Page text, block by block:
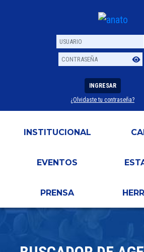
Usuario
Contraseña
INGRESAR
¿Olvidaste tu contraseña?
INSTITUCIONAL
EVENTOS
PRENSA